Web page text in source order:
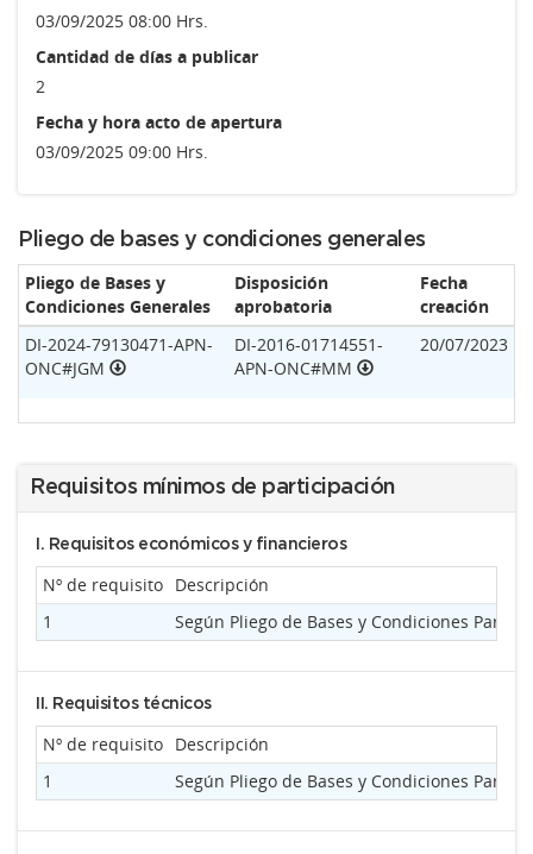
03/09/2025 08:00 Hrs.
Cantidad de días a publicar
2
Fecha y hora acto de apertura
03/09/2025 09:00 Hrs.
Pliego de bases y condiciones generales
Pliego de Bases y
Condiciones Generales
Disposición
aprobatoria
Fecha
creación
DI-2024-79130471-APN-
ONC#JGM
DI-2016-01714551-
APN-ONC#MM
20/07/2023
Requisitos mínimos de participación
I. Requisitos económicos y financieros
Nº de requisito Descripción
1
Según Pliego de Bases y Condiciones
II. Requisitos técnicos
Nº de requisito Descripción
1
Según Pliego de Bases y Condiciones